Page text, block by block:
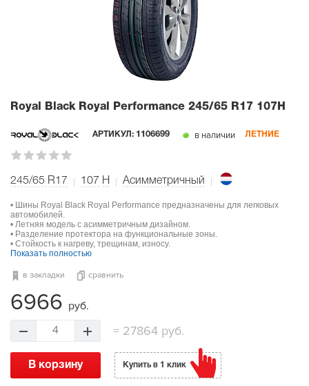
Royal Black Royal Performance 245/65 R17 107H
АРТИКУЛ: 1106699 в наличии ЛЕТНИЕ
245/65 R17 107 H Асимметричный
• Шины Royal Black Royal Performance предназначены для легковых
автомобилей.
• Летняя модель с асимметричным дизайном.
• Разделение протектора на функциональные зоны.
• Стойкость к нагреву, трещинам, износу.
Показать полностью
в закладки сравнить
6966 руб.
4 = 27864 руб.
В корзину Купить в 1 клик